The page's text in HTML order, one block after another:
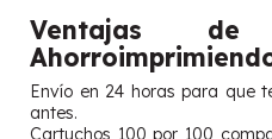
Ventajas
Envío en 24 horas para que
antes.
Cartuchos 100 por 100